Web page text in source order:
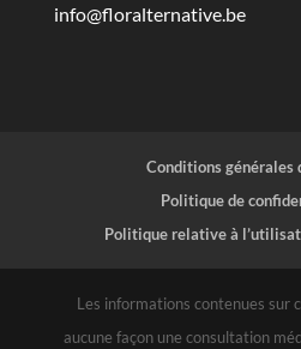
info@floralternative.be
Conditions générales
Politique de
Politique relative à
Les informations contenues sur
aucune façon une consultation